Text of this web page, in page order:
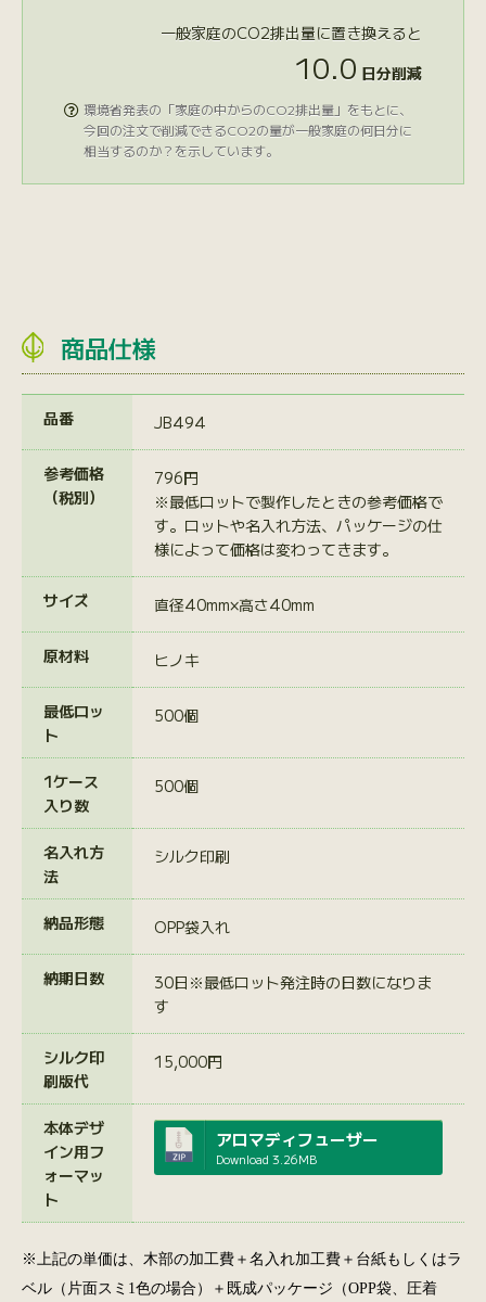
一般家庭のCO2排出量に置き換えると
10.0 日分削減
 環境省発表の「家庭の中からのCO2排出量」をもとに、
今回の注文で削減できるCO2の量が一般家庭の何日分に
相当するのか？を示しています。
商品仕様
品番 JB494
参考価格
（税別）
796円
※最低ロットで製作したときの参考価格で
す。ロットや名入れ方法、パッケージの仕
様によって価格は変わってきます。
サイズ 直径40mm×高さ40mm
原材料 ヒノキ
最低ロッ
ト
500個
1ケース
入り数
500個
名入れ方
法
シルク印刷
納品形態 OPP袋入れ
納期日数
30日※最低ロット発注時の日数になりま
す
シルク印
刷版代
15,000円
本体デザ
イン用フ
ォーマッ
ト
アロマディフューザー
Download 3.26MB
※上記の単価は、木部の加工費＋名入れ加工費＋台紙もしくはラ
ベル（片面スミ1色の場合）＋既成パッケージ（OPP袋、圧着